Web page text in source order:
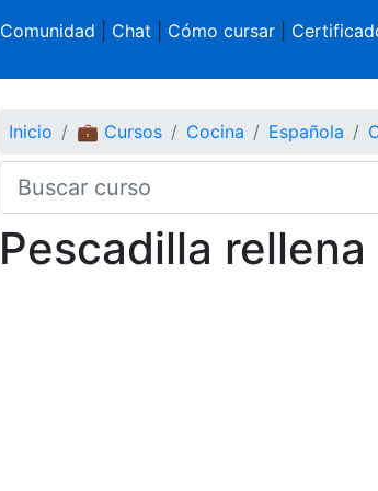
Comunidad Chat Cómo cursar|
Inicio 💼 Cursos Cocina Española
Pescadilla rellena